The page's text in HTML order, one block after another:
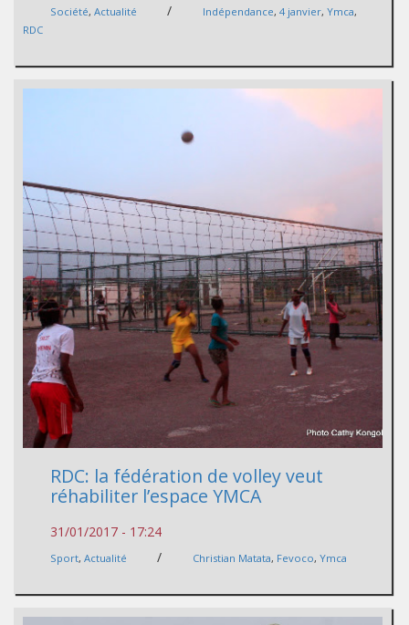
Société, Actualité / Indépendance, 4 janvier, Ymca,
RDC
RDC: la fédération de volley veut
réhabiliter l’espace YMCA
31/01/2017 - 17:24
Sport, Actualité / Christian Matata, Fevoco, Ymca